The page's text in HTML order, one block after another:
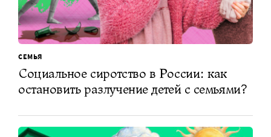
СЕМЬЯ
Социальное сиротство в России: как
остановить разлучение детей с семьями?